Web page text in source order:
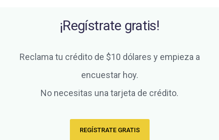
¡Regístrate gratis!
Reclama tu crédito de $10 dólares y empieza a
encuestar hoy.
No necesitas una tarjeta de crédito.
REGÍSTRATE GRATIS